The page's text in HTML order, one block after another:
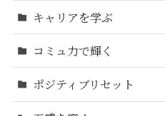
キャリアを学ぶ
コミュ力で輝く
ポジティブリセット